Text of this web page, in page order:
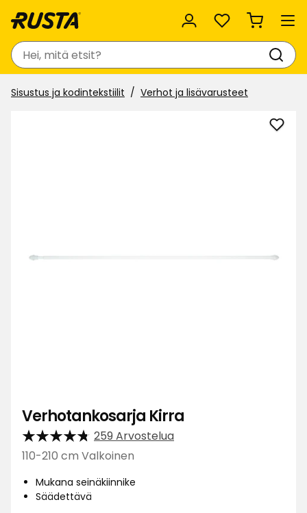
Suosikit
Haku
Sisustus ja kodintekstiilit Verhot ja lisävarusteet
Lisää
Verhotankosarja Kirra
259 Arvostelua
110-210 cm Valkoinen
Mukana seinäkiinnike
Säädettävä